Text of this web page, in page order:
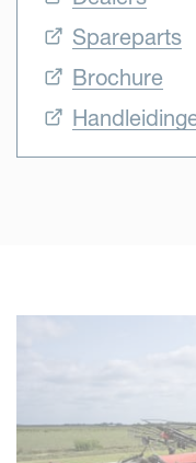
de perfecte rij om uw
Spareparts
Brochure